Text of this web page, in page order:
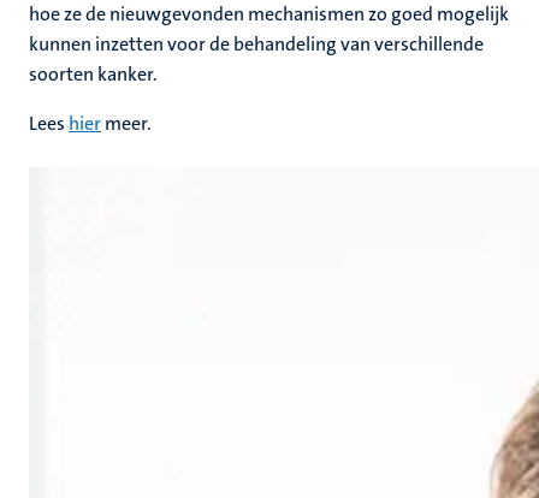
hoe ze de nieuwgevonden mechanismen zo goed mogelijk
kunnen inzetten voor de behandeling van verschillende
soorten kanker.
Lees hiermeer.